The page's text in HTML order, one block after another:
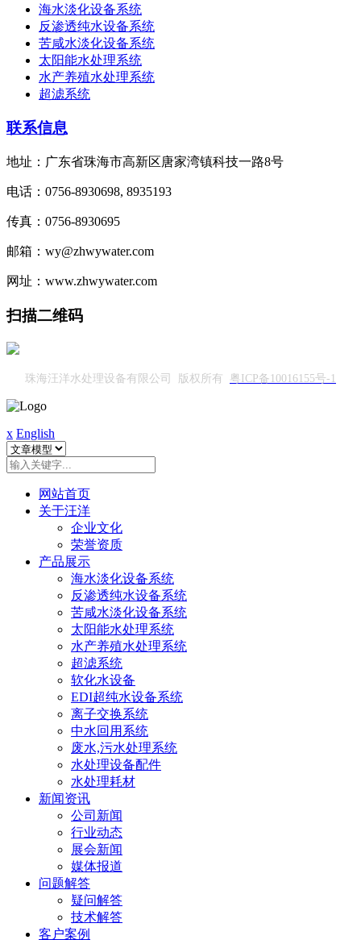
海水淡化设备系统
反渗透纯水设备系统
苦咸水淡化设备系统
太阳能水处理系统
水产养殖水处理系统
超滤系统
联系信息
地址：广东省珠海市高新区唐家湾镇科技一路8号
电话：0756-8930698, 8935193
传真：0756-8930695
邮箱：wy@zhwywater.com
网址：www.zhwywater.com
扫描二维码
珠海汪洋水处理设备有限公司 版权所有 粤ICP备10016155号-1
x English
网站首页
关于汪洋
企业文化
荣誉资质
产品展示
海水淡化设备系统
反渗透纯水设备系统
苦咸水淡化设备系统
太阳能水处理系统
水产养殖水处理系统
超滤系统
软化水设备
EDI超纯水设备系统
离子交换系统
中水回用系统
废水,污水处理系统
水处理设备配件
水处理耗材
新闻资讯
公司新闻
行业动态
展会新闻
媒体报道
问题解答
疑问解答
技术解答
客户案例